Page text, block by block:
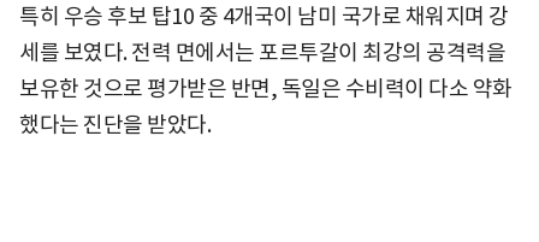
특히 우승 후보 탑10 중 4개국이 남미 국가로 채워지며 강
세를 보였다. 전력 면에서는 포르투갈이 최강의 공격력을
보유한 것으로 평가받은 반면, 독일은 수비력이 다소 약화
했다는 진단을 받았다.